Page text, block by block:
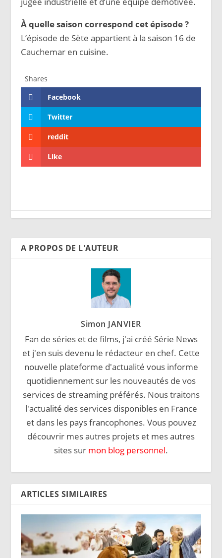
À quelle saison correspond cet épisode ?
L’épisode de Sète appartient à la saison 16 de
Cauchemar en cuisine.
Shares
Facebook
Twitter
reddit
Like
A PROPOS DE L'AUTEUR
Simon JANVIER
Fan de séries et de films, j'ai créé Série News
et j'en suis devenu le rédacteur en chef. Cette
nouvelle plateforme d'actualité vous informe
quotidiennement sur les nouveautés de vos
services de streaming préférés. Nous traitons
l'actualité des services disponibles en France
et dans les pays francophones. Vous pouvez
découvrir mes autres projets et mes autres
sites sur mon blog personnel.
ARTICLES SIMILAIRES